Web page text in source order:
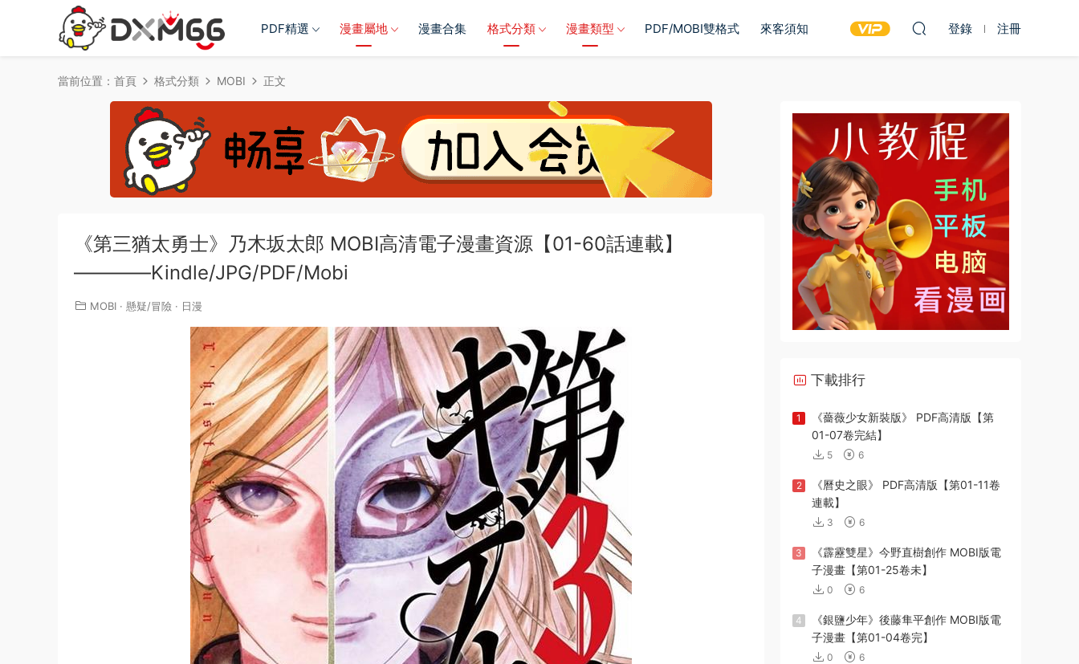
PDF精選 漫畫屬地 漫畫合集 格式分類 漫畫類型 PDF/MOBI雙格式 來客須知 登錄 注冊
當前位置： 首頁 格式分類 MOBI 正文
《第三猶太勇士》乃木坂太郎 MOBI高清電子漫畫資源【01-60話連載】
————Kindle/JPG/PDF/Mobi
MOBI · 懸疑/冒險 · 日漫
下載排行
1
《薔薇少女新裝版》 PDF高清版【第
01-07卷完結】
5 6
2
《曆史之眼》 PDF高清版【第01-11卷
連載】
3 6
3
《霹靂雙星》今野直樹創作 MOBI版電
子漫畫【第01-25卷未】
0 6
4
《銀鹽少年》後藤隼平創作 MOBI版電
子漫畫【第01-04卷完】
0 6